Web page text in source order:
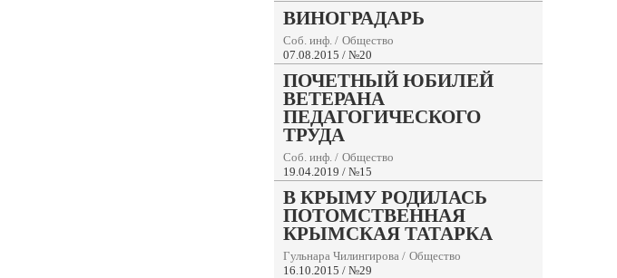
ВИНОГРАДАРЬ
Соб. инф. / Общество
07.08.2015 / №20
ПОЧЕТНЫЙ ЮБИЛЕЙ
ВЕТЕРАНА
ПЕДАГОГИЧЕСКОГО
ТРУДА
Соб. инф. / Общество
19.04.2019 / №15
В КРЫМУ РОДИЛАСЬ
ПОТОМСТВЕННАЯ
КРЫМСКАЯ ТАТАРКА
Гульнара Чилингирова / Общество
16.10.2015 / №29